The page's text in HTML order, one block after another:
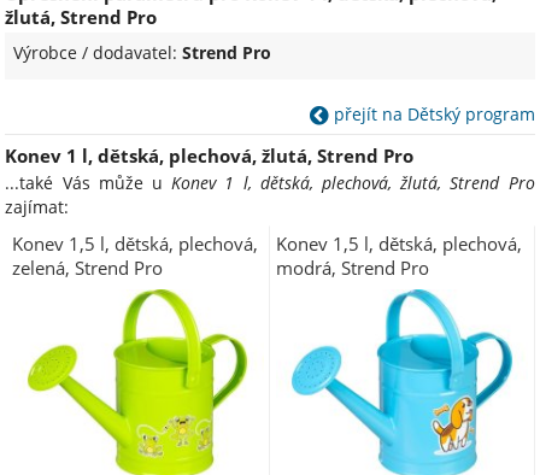
žlutá, Strend Pro
Výrobce / dodavatel:Strend Pro
přejít na Dětský program
Konev 1 l, dětská, plechová, žlutá, Strend Pro
...také Vás může u Konev 1 l, dětská, plechová, žlutá, Strend Pro
zajímat:
Konev 1,5 l, dětská, plechová,
zelená, Strend Pro
Konev 1,5 l, dětská, plechová,
modrá, Strend Pro